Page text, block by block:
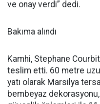
ve onay verdi” dedi.
Bakıma alındı
Kamhi, Stephane
teslim etti. 60 metre
yatı olarak Marsilya
bembeyaz